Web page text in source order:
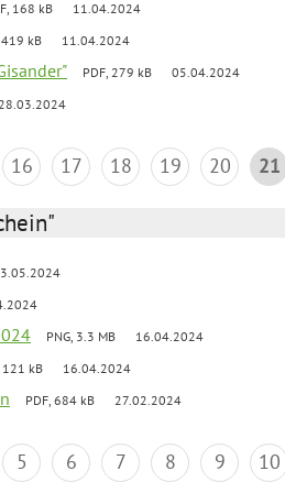
168 kB 11.04.2024
419 kB 11.04.2024
PDF, 279 kB 05.04.2024
16 17 18 19 20 21
PNG, 3.3 MB 16.04.2024
121 kB 16.04.2024
PDF, 684 kB 27.02.2024
5 6 7 8 9 10